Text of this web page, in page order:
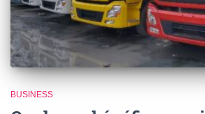
BUSINESS